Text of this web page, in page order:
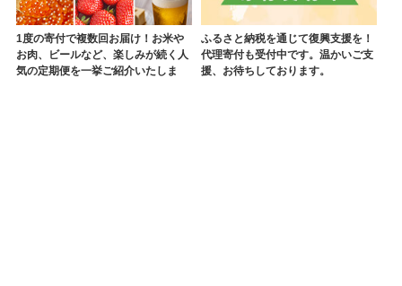
1度の寄付で複数回お届け！お米や
お肉、ビールなど、楽しみが続く人
気の定期便を一挙ご紹介いたしま
ふるさと納税を通じて復興支援を！
代理寄付も受付中です。温かいご支
援、お待ちしております。